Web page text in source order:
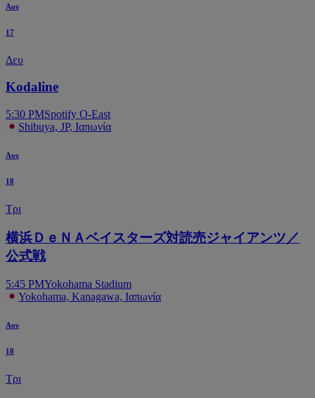
Αυγ
17
Δευ
Kodaline
5:30 PMSpotify O-East
Shibuya, JP, Ιαπωνία
Αυγ
18
Τρι
横浜ＤｅＮＡベイスターズ対読売ジャイアンツ／
公式戦
5:45 PMYokohama Stadium
Yokohama, Kanagawa, Ιαπωνία
Αυγ
18
Τρι